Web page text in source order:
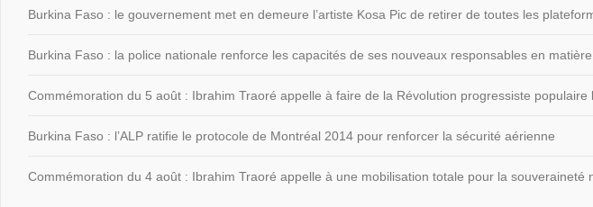
Burkina Faso : le gouvernement met en demeure l’artiste Kosa Pic de retirer de toutes les
Burkina Faso : la police nationale renforce les capacités de ses nouveaux responsables en
Commémoration du 5 août : Ibrahim Traoré appelle à faire de la Révolution progressiste
Burkina Faso : l’ALP ratifie le protocole de Montréal 2014 pour renforcer la sécurité aérienne
Commémoration du 4 août : Ibrahim Traoré appelle à une mobilisation totale pour la souveraineté